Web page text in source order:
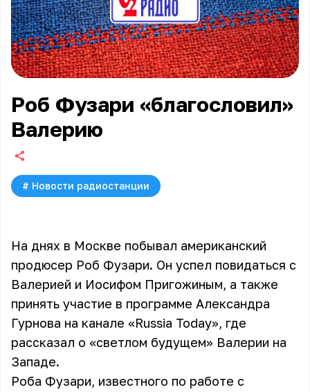
Роб Фузари «благословил»
Валерию
# Новости радиостанции
На днях в Москве побывал американский
продюсер Роб Фузари. Он успел повидаться с
Валерией и Иосифом Пригожиным, а также
принять участие в программе Александра
Гурнова на канале «Russia Today», где
рассказал о «светлом будущем» Валерии на
Западе.
Роба Фузари, известного по работе с